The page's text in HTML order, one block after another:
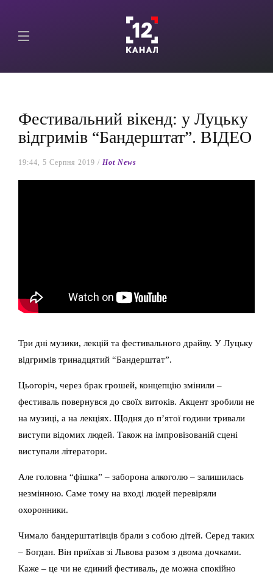
Фестивальний вікенд: у Луцьку
відгримів “Бандерштат”. ВІДЕО
19:44, 5 Серпня 2019 / Hot News
Три дні музики, лекцій та фестивального драйву. У Луцьку
відгримів тринадцятий “Бандерштат”.
Цьогоріч, через брак грошей, концепцію змінили –
фестиваль повернувся до своїх витоків. Акцент зробили не
на музиці, а на лекціях. Щодня до п’ятої години тривали
виступи відомих людей. Також на імпровізованій сцені
виступали літератори.
Але головна “фішка” – заборона алкоголю – залишилась
незмінною. Саме тому на вході людей перевіряли
охоронники.
Чимало бандерштатівців брали з собою дітей. Серед таких
– Богдан. Він приїхав зі Львова разом з двома дочками.
Каже – це чи не єдиний фестиваль, де можна спокійно